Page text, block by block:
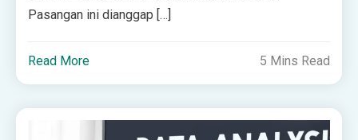
Pasangan ini dianggap […]
Read More 5 Mins Read